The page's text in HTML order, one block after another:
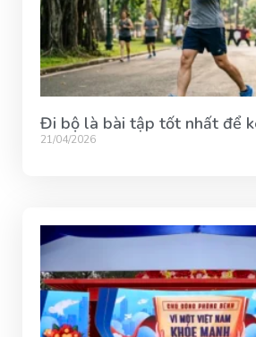
Đi bộ là bài tập tốt nhất để
21/04/2026